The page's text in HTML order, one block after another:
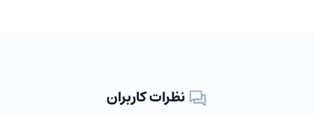
نظرات کاربران